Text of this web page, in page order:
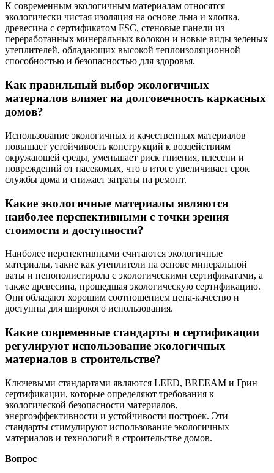
К современным экологичным материалам относятся
экологически чистая изоляция на основе льна и хлопка,
древесина с сертификатом FSC, стеновые панели из
переработанных минеральных волокон и новые виды зеленых
утеплителей, обладающих высокой теплоизоляционной
способностью и безопасностью для здоровья.
Как правильный выбор экологичных
материалов влияет на долговечность каркасных
домов?
Использование экологичных и качественных материалов
повышает устойчивость конструкций к воздействиям
окружающей среды, уменьшает риск гниения, плесени и
повреждений от насекомых, что в итоге увеличивает срок
службы дома и снижает затраты на ремонт.
Какие экологичные материалы являются
наиболее перспективными с точки зрения
стоимости и доступности?
Наиболее перспективными считаются экологичные
материалы, такие как утеплители на основе минеральной
ваты и пенополистирола с экологическими сертификатами, а
также древесина, прошедшая экологическую сертификацию.
Они обладают хорошим соотношением цена-качество и
доступны для широкого использования.
Какие современные стандарты и сертификации
регулируют использование экологичных
материалов в строительстве?
Ключевыми стандартами являются LEED, BREEAM и Грин
сертификации, которые определяют требования к
экологической безопасности материалов,
энергоэффективности и устойчивости построек. Эти
стандарты стимулируют использование экологичных
материалов и технологий в строительстве домов.
Вопрос